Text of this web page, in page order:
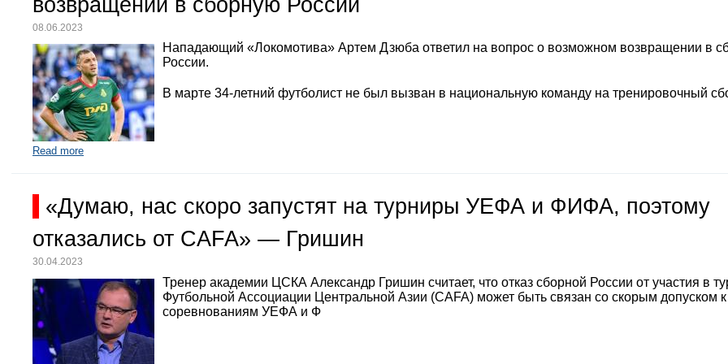
08.06.2023
Нападающий «Локомотива» Артем Дзюба ответил на вопрос о возможном возвращении в
России.
В марте 34-летний футболист не был вызван в национальную команду на тренировочный
Read more
«Думаю, нас скоро запустят на турниры УЕФА и ФИФА, поэтому
отказались от CAFA» — Гришин
30.04.2023
Тренер академии ЦСКА Александр Гришин считает, что отказ сборной России от участия в
Футбольной Ассоциации Центральной Азии (CAFA) может быть связан со скорым допуском к
соревнованиям УЕФА и Ф